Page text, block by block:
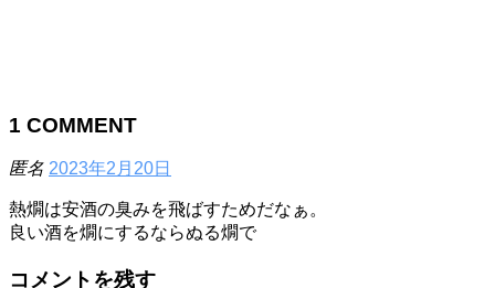
1 COMMENT
匿名 2023年2月20日
熱燗は安酒の臭みを飛ばすためだなぁ。
良い酒を燗にするならぬる燗で
コメントを残す